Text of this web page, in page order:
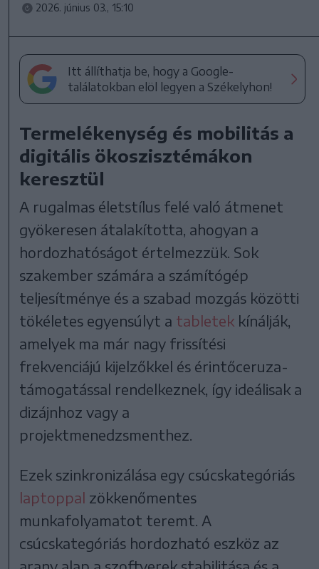
2026. június 03., 15:10
Itt állíthatja be, hogy a Google-
találatokban elöl legyen a Székelyhon!
Termelékenység és mobilitás a
digitális ökoszisztémákon
keresztül
A rugalmas életstílus felé való átmenet
gyökeresen átalakította, ahogyan a
hordozhatóságot értelmezzük. Sok
szakember számára a számítógép
teljesítménye és a szabad mozgás közötti
tökéletes egyensúlyt a tabletek kínálják,
amelyek ma már nagy frissítési
frekvenciájú kijelzőkkel és érintőceruza-
támogatással rendelkeznek, így ideálisak a
dizájnhoz vagy a
projektmenedzsmenthez.
Ezek szinkronizálása egy csúcskategóriás
laptoppal zökkenőmentes
munkafolyamatot teremt. A
csúcskategóriás hordozható eszköz az